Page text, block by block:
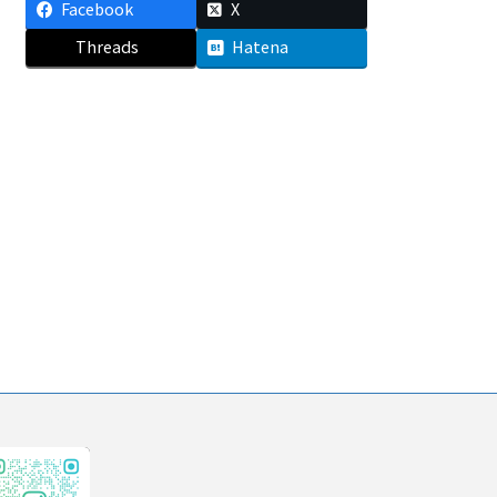
Facebook
X
Threads
Hatena